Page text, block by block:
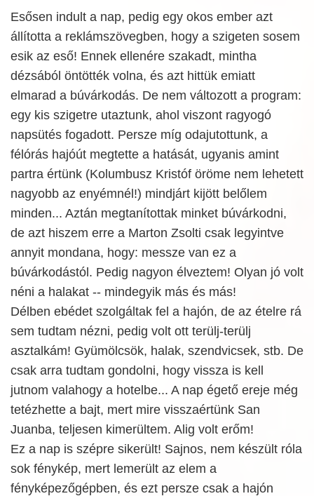
Esősen indult a nap, pedig egy okos ember azt
állította a reklámszövegben, hogy a szigeten sosem
esik az eső! Ennek ellenére szakadt, mintha
dézsából öntötték volna, és azt hittük emiatt
elmarad a búvárkodás. De nem változott a program:
egy kis szigetre utaztunk, ahol viszont ragyogó
napsütés fogadott. Persze míg odajutottunk, a
félórás hajóút megtette a hatását, ugyanis amint
partra értünk (Kolumbusz Kristóf öröme nem lehetett
nagyobb az enyémnél!) mindjárt kijött belőlem
minden... Aztán megtanítottak minket búvárkodni,
de azt hiszem erre a Marton Zsolti csak legyintve
annyit mondana, hogy: messze van ez a
búvárkodástól. Pedig nagyon élveztem! Olyan jó volt
néni a halakat -- mindegyik más és más!
Délben ebédet szolgáltak fel a hajón, de az ételre rá
sem tudtam nézni, pedig volt ott terülj-terülj
asztalkám! Gyümölcsök, halak, szendvicsek, stb. De
csak arra tudtam gondolni, hogy vissza is kell
jutnom valahogy a hotelbe... A nap égető ereje még
tetézhette a bajt, mert mire visszaértünk San
Juanba, teljesen kimerültem. Alig volt erőm!
Ez a nap is szépre sikerült! Sajnos, nem készült róla
sok fénykép, mert lemerült az elem a
fényképezőgépben, és ezt persze csak a hajón